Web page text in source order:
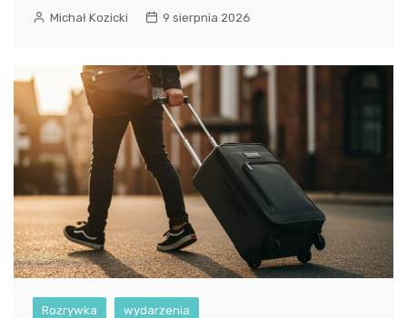
Michał Kozicki 9 sierpnia 2026
Rozrywka wydarzenia